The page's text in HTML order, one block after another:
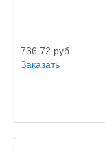
736.72 руб.
Заказать